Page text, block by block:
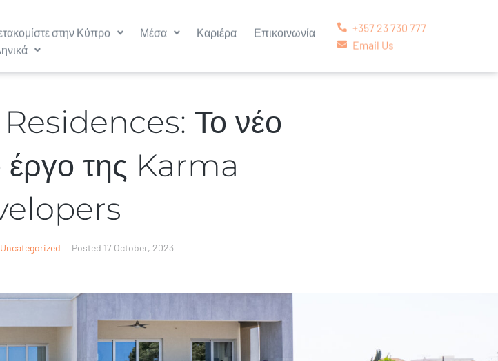
στην Κύπρο Μέσα Καριέρα
Επικοινωνία
+357 23 730 777
Email Us
Το νέο
έργο της Karma
Uncategorized Posted 17 October, 2023